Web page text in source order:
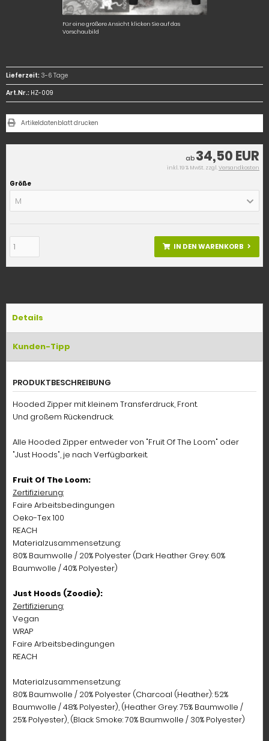
Für eine größere Ansicht klicken Sie auf das
Vorschaubild
ab 34,50 EUR
inkl. 19 % MwSt. zzgl.Versandkosten
Größe
M
IN DEN WARENKORB
Lieferzeit: 3-6 Tage
Art.Nr.: HZ-009
Artikeldatenblatt drucken
Details
Kunden-Tipp
PRODUKTBESCHREIBUNG
Hooded Zipper mit kleinem Transferdruck, Front.
Und großem Rückendruck.
Alle Hooded Zipper entweder von "Fruit Of The Loom" oder
"Just Hoods", je nach Verfügbarkeit.
Fruit Of The Loom:
Zertifizierung:
Faire Arbeitsbedingungen
Oeko-Tex 100
REACH
Materialzusammensetzung:
80% Baumwolle / 20% Polyester (Dark Heather Grey: 60%
Baumwolle / 40% Polyester)
Just Hoods (Zoodie):
Zertifizierung:
Vegan
WRAP
Faire Arbeitsbedingungen
REACH
Materialzusammensetzung:
80% Baumwolle / 20% Polyester (Charcoal (Heather): 52%
Baumwolle / 48% Polyester), (Heather Grey: 75% Baumwolle /
25% Polyester), (Black Smoke: 70% Baumwolle / 30% Polyester)